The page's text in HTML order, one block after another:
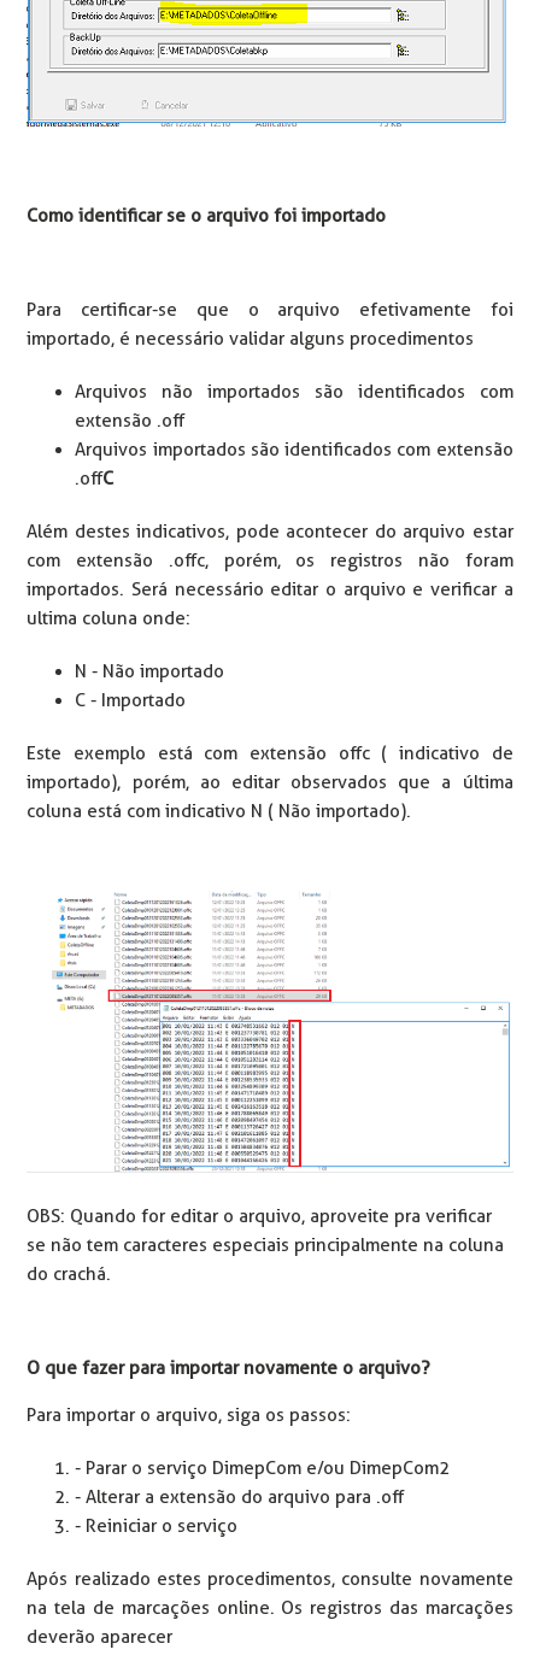
Como identificar se o arquivo foi importado
Para certificar-se que o arquivo efetivamente foi
importado, é necessário validar alguns procedimentos
Arquivos não importados são identificados com
extensão .off
Arquivos importados são identificados com extensão
.offC
Além destes indicativos, pode acontecer do arquivo estar
com extensão .offc, porém, os registros não foram
importados. Será necessário editar o arquivo e verificar a
ultima coluna onde:
N - Não importado
C - Importado
Este exemplo está com extensão offc ( indicativo de
importado), porém, ao editar observados que a última
coluna está com indicativo N ( Não importado).
OBS: Quando for editar o arquivo, aproveite pra verificar
se não tem caracteres especiais principalmente na coluna
do crachá.
O que fazer para importar novamente o arquivo?
Para importar o arquivo, siga os passos:
- Parar o serviço DimepCom e/ou DimepCom2
- Alterar a extensão do arquivo para .off
- Reiniciar o serviço
Após realizado estes procedimentos, consulte novamente
na tela de marcações online. Os registros das marcações
deverão aparecer